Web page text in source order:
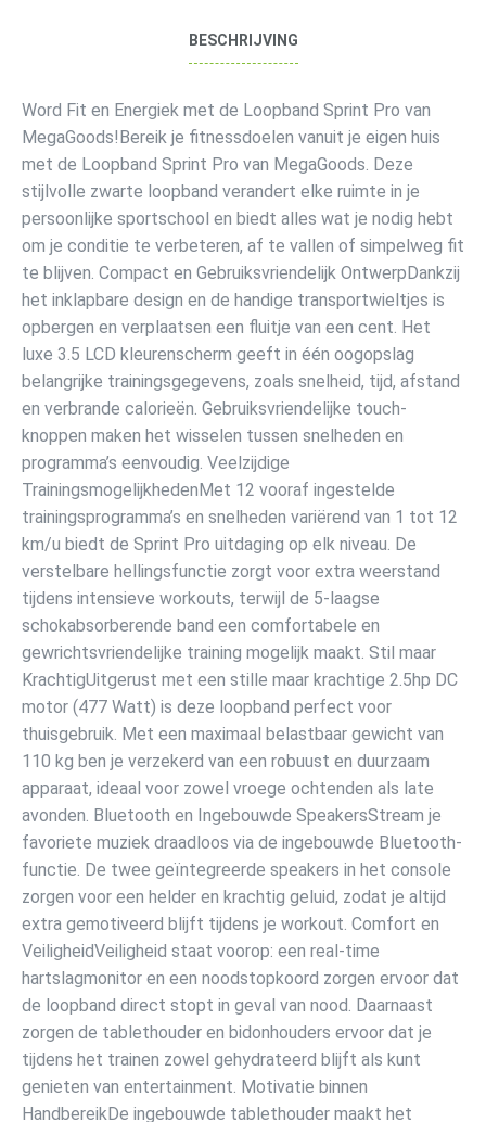
BESCHRIJVING
Word Fit en Energiek met de Loopband Sprint Pro van
MegaGoods!Bereik je fitnessdoelen vanuit je eigen huis
met de Loopband Sprint Pro van MegaGoods. Deze
stijlvolle zwarte loopband verandert elke ruimte in je
persoonlijke sportschool en biedt alles wat je nodig hebt
om je conditie te verbeteren, af te vallen of simpelweg fit
te blijven. Compact en Gebruiksvriendelijk OntwerpDankzij
het inklapbare design en de handige transportwieltjes is
opbergen en verplaatsen een fluitje van een cent. Het
luxe 3.5 LCD kleurenscherm geeft in één oogopslag
belangrijke trainingsgegevens, zoals snelheid, tijd, afstand
en verbrande calorieën. Gebruiksvriendelijke touch-
knoppen maken het wisselen tussen snelheden en
programma’s eenvoudig. Veelzijdige
TrainingsmogelijkhedenMet 12 vooraf ingestelde
trainingsprogramma’s en snelheden variërend van 1 tot 12
km/u biedt de Sprint Pro uitdaging op elk niveau. De
verstelbare hellingsfunctie zorgt voor extra weerstand
tijdens intensieve workouts, terwijl de 5-laagse
schokabsorberende band een comfortabele en
gewrichtsvriendelijke training mogelijk maakt. Stil maar
KrachtigUitgerust met een stille maar krachtige 2.5hp DC
motor (477 Watt) is deze loopband perfect voor
thuisgebruik. Met een maximaal belastbaar gewicht van
110 kg ben je verzekerd van een robuust en duurzaam
apparaat, ideaal voor zowel vroege ochtenden als late
avonden. Bluetooth en Ingebouwde SpeakersStream je
favoriete muziek draadloos via de ingebouwde Bluetooth-
functie. De twee geïntegreerde speakers in het console
zorgen voor een helder en krachtig geluid, zodat je altijd
extra gemotiveerd blijft tijdens je workout. Comfort en
VeiligheidVeiligheid staat voorop: een real-time
hartslagmonitor en een noodstopkoord zorgen ervoor dat
de loopband direct stopt in geval van nood. Daarnaast
zorgen de tablethouder en bidonhouders ervoor dat je
tijdens het trainen zowel gehydrateerd blijft als kunt
genieten van entertainment. Motivatie binnen
HandbereikDe ingebouwde tablethouder maakt het